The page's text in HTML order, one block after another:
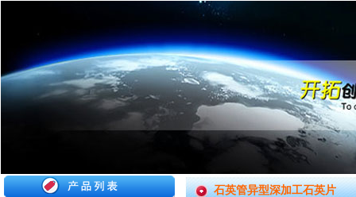
石英管异型深加工石英片